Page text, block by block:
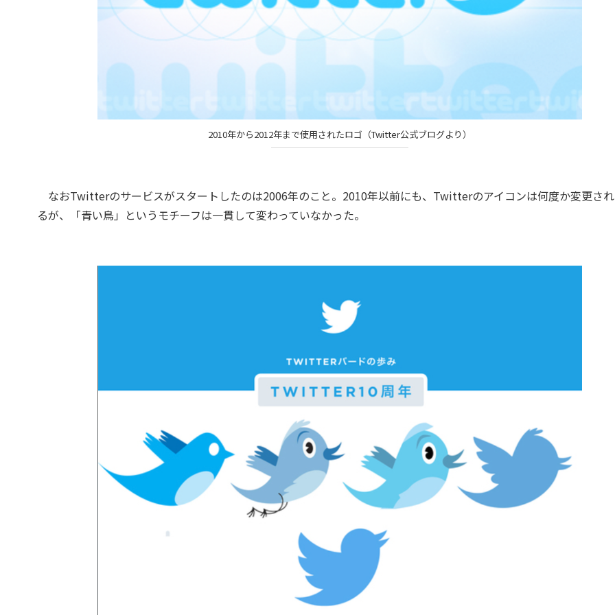
2010年から2012年まで使用されたロゴ（Twitter公式ブログより）
なおTwitterのサービスがスタートしたのは2006年のこと。2010年以前にも、Twitterのアイコンは何度か変更さ
るが、「青い鳥」というモチーフは一貫して変わっていなかった。